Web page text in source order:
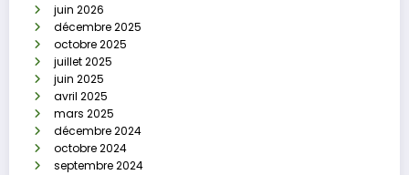
juin 2026
décembre 2025
octobre 2025
juillet 2025
juin 2025
avril 2025
mars 2025
décembre 2024
octobre 2024
septembre 2024